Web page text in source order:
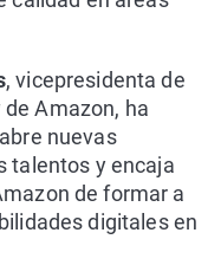
, vicepresidenta de
Amazon, ha
nuevas
talentos y encaja
de formar a
digitales en